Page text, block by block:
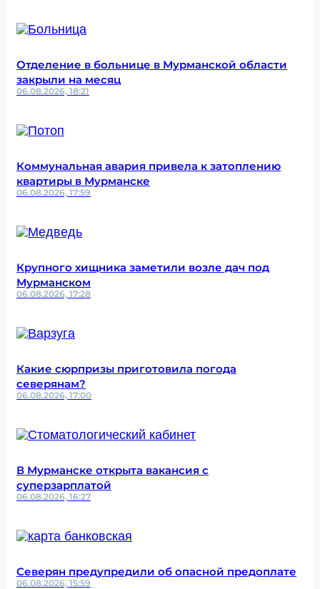
Отделение в больнице в Мурманской области
закрыли на месяц
06.08.2026, 18:21
Коммунальная авария привела к затоплению
квартиры в Мурманске
06.08.2026, 17:59
Крупного хищника заметили возле дач под
Мурманском
06.08.2026, 17:28
Какие сюрпризы приготовила погода
северянам?
06.08.2026, 17:00
В Мурманске открыта вакансия с
суперзарплатой
06.08.2026, 16:27
Северян предупредили об опасной предоплате
06.08.2026, 15:59